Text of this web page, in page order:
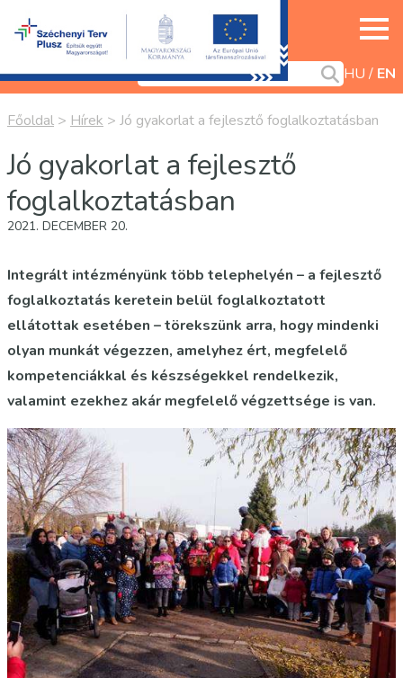
HU EN
Főoldal > Hírek > Jó gyakorlat a fejlesztő foglalkoztatásban
Jó gyakorlat a fejlesztő
foglalkoztatásban
2021. DECEMBER 20.
Integrált intézményünk több telephelyén – a fejlesztő
foglalkoztatás keretein belül foglalkoztatott
ellátottak esetében – törekszünk arra, hogy mindenki
olyan munkát végezzen, amelyhez ért, megfelelő
kompetenciákkal és készségekkel rendelkezik,
valamint ezekhez akár megfelelő végzettsége is van.